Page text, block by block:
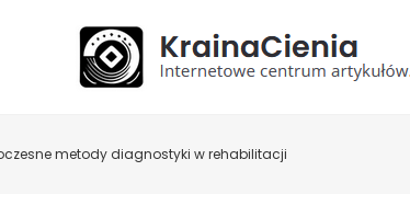
metody diagnostyki w rehabilitacji